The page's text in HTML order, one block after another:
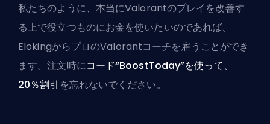
私たちのように、本当にValorantのプレイを改善す
る上で役立つものにお金を使いたいのであれば、
ElokingからプロのValorantコーチを雇う ことができ
ます。注文時にコード“BoostToday”を使って、
20％割引 を忘れないでください。